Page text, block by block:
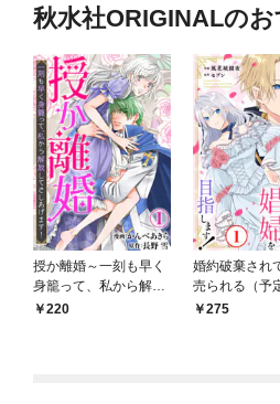
秋水社ORIGINALの
授か離婚～一刻も早く
身籠って、私から解放
してさしあげます！1
220
婚約破棄され
売られる（予
で、超高級娼
275